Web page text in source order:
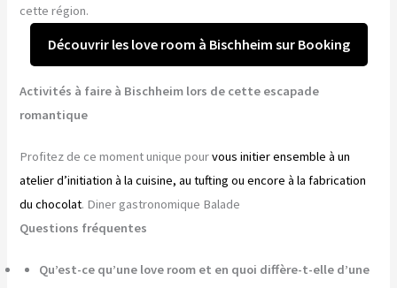
cette région.
Découvrir les love room à Bischheim sur Booking
Activités à faire à Bischheim lors de cette escapade
romantique
Profitez de ce moment unique pourvous initier ensemble à un
atelier d’initiation à la cuisine, au tufting ou encore à la fabrication
du chocolat. Diner gastronomique Balade
Questions fréquentes
Qu’est-ce qu’une love room et en quoi diffère-t-elle d’une